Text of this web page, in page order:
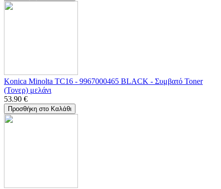
Konica Minolta TC16 - 9967000465 BLACK - Συμβατό Toner
(Τονερ) μελάνι
53.90 €
Προσθήκη στο Καλάθι